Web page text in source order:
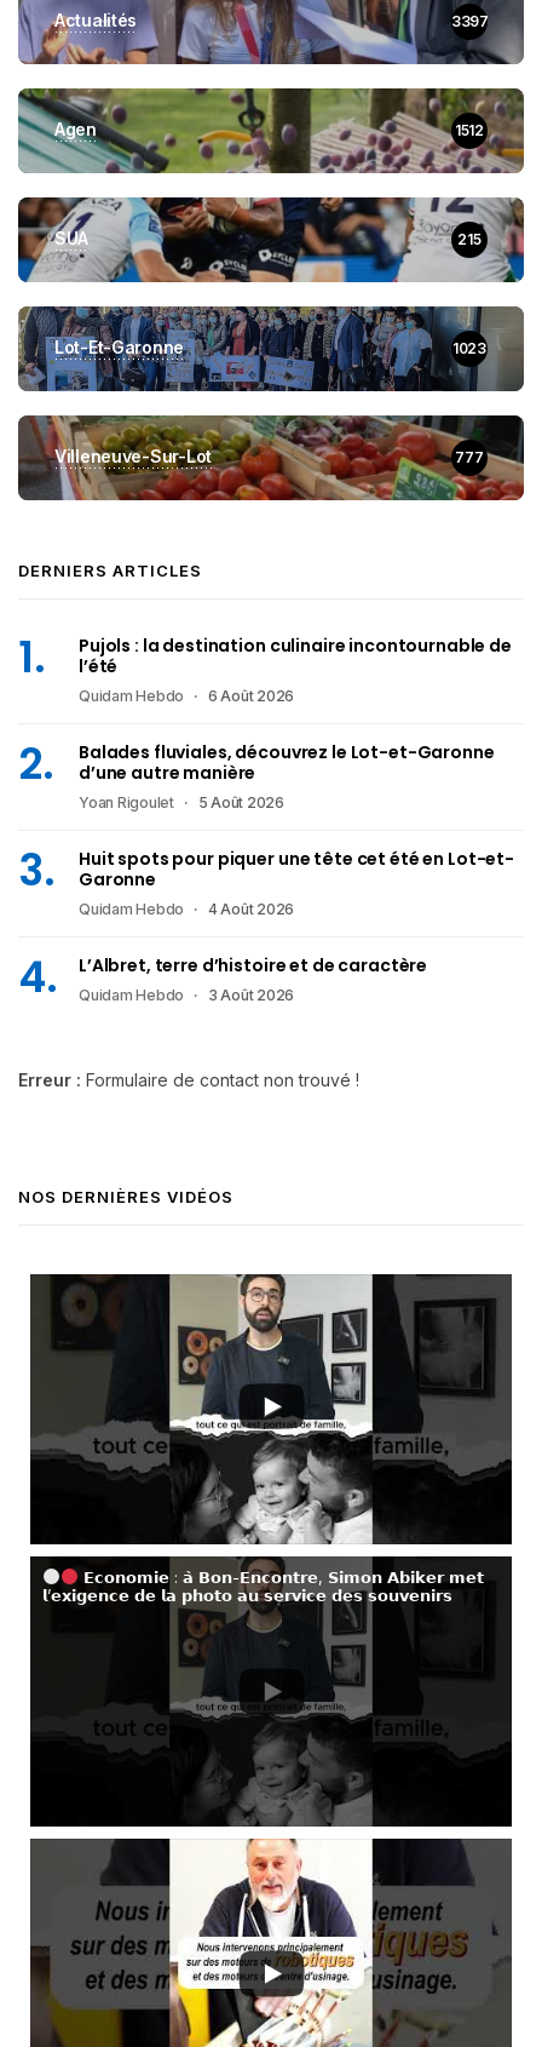
Actualités 3397
Agen 1512
SUA 215
Lot-Et-Garonne 1023
Villeneuve-Sur-Lot 777
DERNIERS ARTICLES
Pujols : la destination culinaire incontournable de
l’été
Quidam Hebdo 6 Août 2026
Balades fluviales, découvrez le Lot-et-Garonne
d’une autre manière
Yoan Rigoulet 5 Août 2026
Huit spots pour piquer une tête cet été en Lot-et-
Garonne
Quidam Hebdo 4 Août 2026
L’Albret, terre d’histoire et de caractère
Quidam Hebdo 3 Août 2026
Erreur : Formulaire de contact non trouvé !
NOS DERNIÈRES VIDÉOS
𝗘𝗰𝗼𝗻𝗼𝗺𝗶𝗲 : 𝗮̀ 𝗕𝗼𝗻-𝗘𝗻𝗰𝗼𝗻𝘁𝗿𝗲, 𝗦𝗶𝗺𝗼𝗻 𝗔𝗯𝗶𝗸𝗲𝗿 𝗺𝗲𝘁
𝗹’𝗲𝘅𝗶𝗴𝗲𝗻𝗰𝗲 𝗱𝗲 𝗹𝗮 𝗽𝗵𝗼𝘁𝗼 𝗮𝘂 𝘀𝗲𝗿𝘃𝗶𝗰𝗲 𝗱𝗲𝘀 𝘀𝗼𝘂𝘃𝗲𝗻𝗶𝗿𝘀